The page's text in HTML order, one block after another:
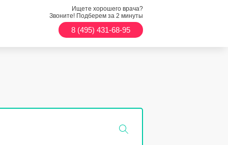
Ищете хорошего врача?
Звоните! Подберем за 2 минуты
8 (495) 431-68-95